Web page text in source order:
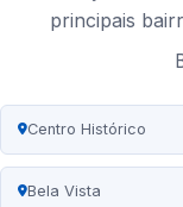
principais
Centro Histórico
Bela Vista